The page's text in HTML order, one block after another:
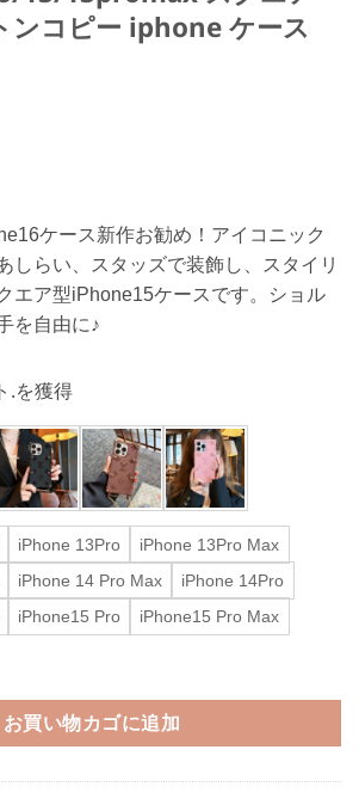
ンコピー iphone ケース
ケース新作お勧め！アイコニック
しらい、スタッズで装飾し、スタイリ
エア型iPhone15ケースです。ショル
を自由に♪
.を獲得
iPhone 13Pro
iPhone 13Pro Max
iPhone 14 Pro Max
iPhone 14Pro
iPhone15 Pro iPhone15 Pro Max
ショルダー ケース ブランド
お買い物カゴに追加